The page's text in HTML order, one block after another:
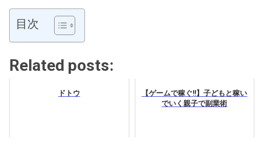
目次
Related posts:
ドトウ
【ゲームで稼ぐ!!】子どもと稼い
でいく親子で副業術